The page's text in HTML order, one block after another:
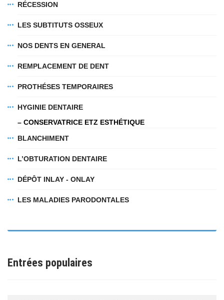
RÉCESSION
LES SUBTITUTS OSSEUX
NOS DENTS EN GENERAL
REMPLACEMENT DE DENT
PROTHÉSES TEMPORAIRES
HYGINIE DENTAIRE
– CONSERVATRICE ETZ ESTHÉTIQUE
BLANCHIMENT
L’OBTURATION DENTAIRE
DÉPÔT INLAY - ONLAY
LES MALADIES PARODONTALES
Entrées populaires